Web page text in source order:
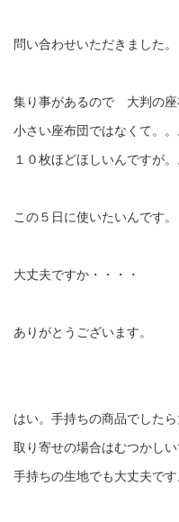
問い合わせいただきました。
集り事があるので 大判の座
小さい座布団ではなくて。。
１０枚ほどほしいんですが。
この５日に使いたいんです。
大丈夫ですか・・・・
ありがとうございます。
はい。手持ちの商品でしたら
取り寄せの場合はむつかしい
手持ちの生地でも大丈夫です